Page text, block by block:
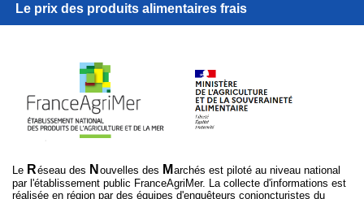
Le prix des produits alimentaires frais
Le Réseau des N ouvelles des M archés est piloté au niveau national
par l'établissement public FranceAgriMer. La collecte d'informations est
réalisée en région par des équipes d'enquêteurs conjoncturistes du